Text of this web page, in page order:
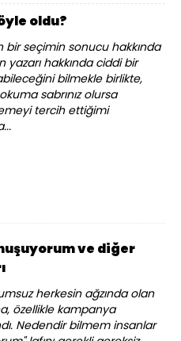
oldu?
seçimin sonucu hakkında
yazarı hakkında ciddi bir
bilmekle birlikte,
sabrınız olursa
tercih ettiğimi
ve diğer
herkesin ağzında olan
özellikle kampanya
Nedendir bilmem insanlar